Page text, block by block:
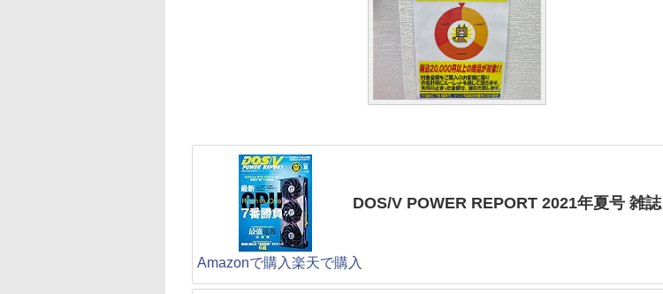
DOS/V POWER REPORT 2021年夏号 雑誌
Amazonで購入楽天で購入